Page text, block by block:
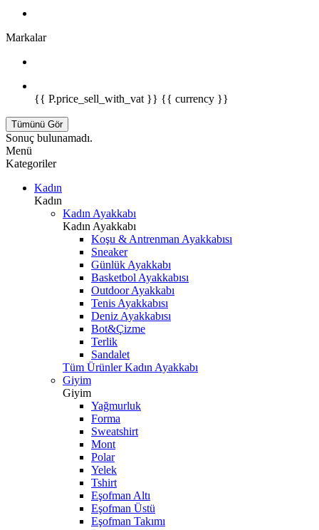
Markalar
{{ P.price_sell_with_vat }} {{ currency }}
Tümünü Gör
Sonuç bulunamadı.
Menü
Kategoriler
Kadın
Kadın
Kadın Ayakkabı
Kadın Ayakkabı
Koşu & Antrenman Ayakkabısı
Sneaker
Günlük Ayakkabı
Basketbol Ayakkabısı
Outdoor Ayakkabı
Tenis Ayakkabısı
Deniz Ayakkabısı
Bot&Çizme
Terlik
Sandalet
Tüm Ürünler Kadın Ayakkabı
Giyim
Giyim
Yağmurluk
Forma
Sweatshirt
Mont
Polar
Yelek
Tshirt
Eşofman Altı
Eşofman Üstü
Eşofman Takımı